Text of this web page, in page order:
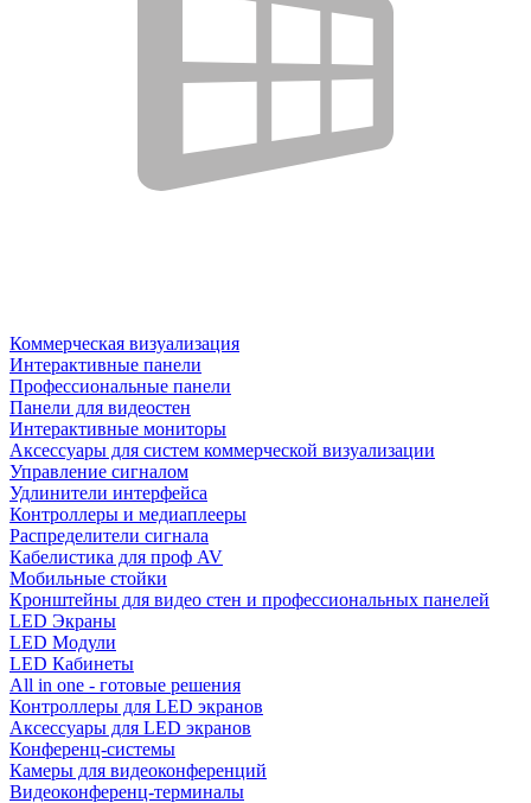
Коммерческая визуализация
Интерактивные панели
Профессиональные панели
Панели для видеостен
Интерактивные мониторы
Аксессуары для систем коммерческой визуализации
Управление сигналом
Удлинители интерфейса
Контроллеры и медиаплееры
Распределители сигнала
Кабелистика для проф AV
Мобильные стойки
Кронштейны для видео стен и профессиональных панелей
LED Экраны
LED Модули
LED Кабинеты
All in one - готовые решения
Контроллеры для LED экранов
Аксессуары для LED экранов
Конференц-системы
Камеры для видеоконференций
Видеоконференц-терминалы